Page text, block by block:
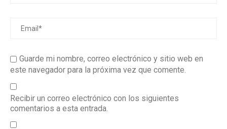
Guarde mi nombre, correo electrónico y sitio web en
este navegador para la próxima vez que comente.
Recibir un correo electrónico con los siguientes
comentarios a esta entrada.